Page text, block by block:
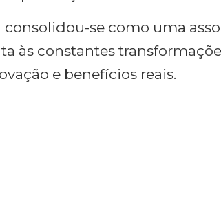
se como uma
às constantes
e benefícios reais.